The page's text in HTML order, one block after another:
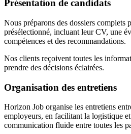
Présentation de candidats
Nous préparons des dossiers complets
présélectionné, incluant leur CV, une
compétences et des recommandations.
Nos clients reçoivent toutes les
prendre des décisions éclairées.
Organisation des entretiens
Horizon Job organise les entretiens
employeurs, en facilitant la logistique
communication fluide entre toutes les